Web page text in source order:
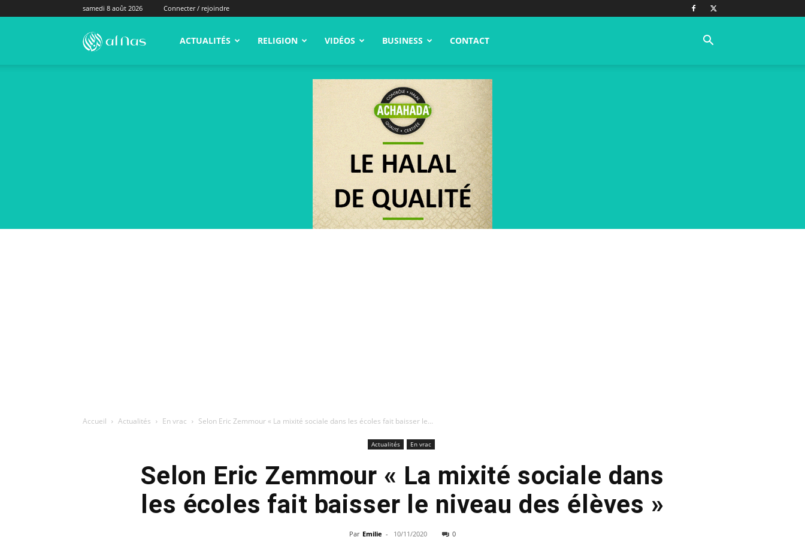
samedi 8 août 2026 Connecter / rejoindre
alNas.fr ACTUALITÉS RELIGION VIDÉOS BUSINESS CONTACT
Accueil Actualités En vrac Selon Eric Zemmour « La mixité sociale dans les écoles fait baisser le...
Actualités En vrac
Selon Eric Zemmour « La mixité sociale dans
les écoles fait baisser le niveau des élèves »
Par Emilie - 10/11/2020 0